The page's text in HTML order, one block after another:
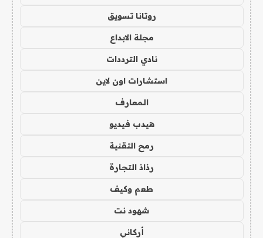
روتانا تسويق
مجلة الابداع
نادي الترددات
استشارات اون لاين
المعارف
هيدب فيديو
رمح التقنية
رذاذ التجارة
طعم وكيف
شهود نت
أركاني